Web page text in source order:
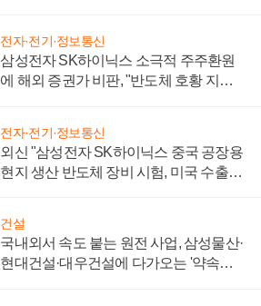
전자·전기·정보통신
삼성전자 SK하이닉스 소극적 주주환원
에 해외 증권가 비판, "반도체 호황 지속
전자·전기·정보통신
외신 "삼성전자 SK하이닉스 중국 공장용
현지 생산 반도체 장비 시험, 미국 수출통
건설
국내외서 속도 붙는 원전 사업, 삼성물산·
현대건설·대우건설에 다가오는 '약속의